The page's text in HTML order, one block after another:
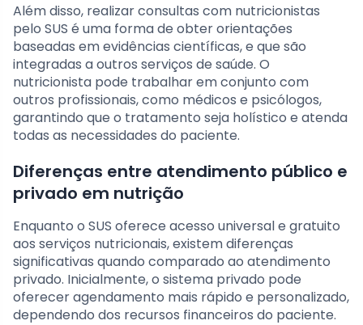
Além disso, realizar consultas com nutricionistas
pelo SUS é uma forma de obter orientações
baseadas em evidências científicas, e que são
integradas a outros serviços de saúde. O
nutricionista pode trabalhar em conjunto com
outros profissionais, como médicos e psicólogos,
garantindo que o tratamento seja holístico e atenda
todas as necessidades do paciente.
Diferenças entre atendimento público e
privado em nutrição
Enquanto o SUS oferece acesso universal e gratuito
aos serviços nutricionais, existem diferenças
significativas quando comparado ao atendimento
privado. Inicialmente, o sistema privado pode
oferecer agendamento mais rápido e personalizado,
dependendo dos recursos financeiros do paciente.